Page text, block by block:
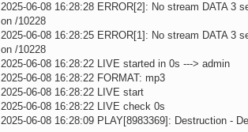
2025-06-08 16:28:28 ERROR[2]: No stream DATA 3
on /10228
2025-06-08 16:28:25 ERROR[1]: No stream DATA 3
on /10228
2025-06-08 16:28:22 LIVE started in 0s ---> admin
2025-06-08 16:28:22 FORMAT: mp3
2025-06-08 16:28:22 LIVE start
2025-06-08 16:28:22 LIVE check 0s
2025-06-08 16:28:09 PLAY[8983369]: Destruction -